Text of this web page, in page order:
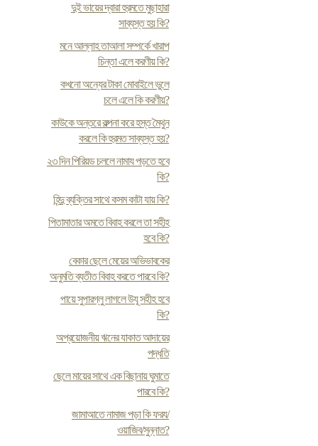
দুই ভায়ের দ্বারা হুরমতে মুছাহারা
সাব্যস্ত হয় কি?
মনে আল্লাহ তাআলা সম্পর্কে খারাপ
চিন্তা এলে করণীয় কি?
কখনো অন্যের টাকা মোবাইলে ভুলে
চলে এলে কি করণীয়?
কাউকে অন্তরে কল্পনা করে হস্ত মৈথুন
করলে কি হুরমত সাব্যস্ত হয়?
২৩ দিন পিরিয়ড চললে নামায পড়তে হবে
কি?
হিন্দু ব্যক্তির সাথে কসম কাটা যায় কি?
পিতামাতার অমতে বিবাহ করলে তা সহীহ
হবে কি?
বেকার ছেলে মেয়ের অভিভাবকের
অনুমতি ব্যতীত বিবাহ করতে পারবে কি?
পায়ে সুপারগ্লু লাগলে উযূ সহীহ হবে
কি?
অপ্রয়োজনীয় ঋনের যাকাত আদায়ের
পদ্ধতি
ছেলে মায়ের সাথে এক বিছানায় ঘুমাতে
পারবে কি?
জামাআতে নামাজ পড়া কি ফরয/
ওয়াজিব/সুন্নাত?